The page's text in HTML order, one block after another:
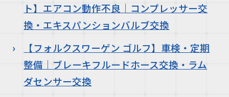
ト】エアコン動作不良｜コンプレッサー交
換・エキスパンションバルブ交換
【フォルクスワーゲン ゴルフ】車検・定期
整備｜ブレーキフルードホース交換・ラム
ダセンサー交換